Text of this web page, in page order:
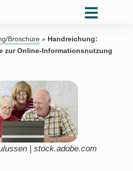
Broschüre » Handreichung:
zur Online-Informationsnutzung
| stock.adobe.com